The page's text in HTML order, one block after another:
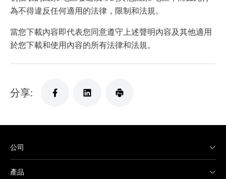
為不得違反任何適用的法律，限制和法規。
當您下載內容即代表您同意遵守上述聲明內容及其他適用
於您下載和使用內容的所有法律和法規。
分享:
公司
產品